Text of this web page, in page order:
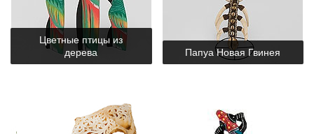
Цветные птицы из
дерева
Папуа Новая Гвинея